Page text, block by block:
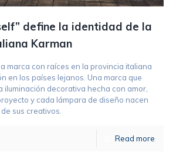
define la identidad de la
Karman
marca con raíces en la provincia italiana
en los países lejanos. Una marca que
iluminación decorativa hecha con amor,
y cada lámpara de diseño nacen
sus creativos.
Read more